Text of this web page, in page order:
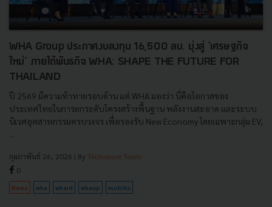
WHA Group ประกาศงบลงทุน 16,500 ลบ. มุ่งสู่ 'เศรษฐกิจ
ใหม่' ภายใต้พันธกิจ WHA: SHAPE THE FUTURE FOR
THAILAND
ปี 2569 มีความท้าทายรอบด้าน แต่ WHA มองว่า นี่คือโอกาสของ
ประเทศไทยในการยกระดับโครงสร้างพื้นฐาน พลังงานสะอาด และระบบ
นิเวศอุตสาหกรรมครบวงจร เพื่อรองรับ New Economy โดยเฉพาะกลุ่ม EV,
กุมภาพันธ์ 26, 2026 | By Techsauce Team
0
News wha whaid whaup mobilix